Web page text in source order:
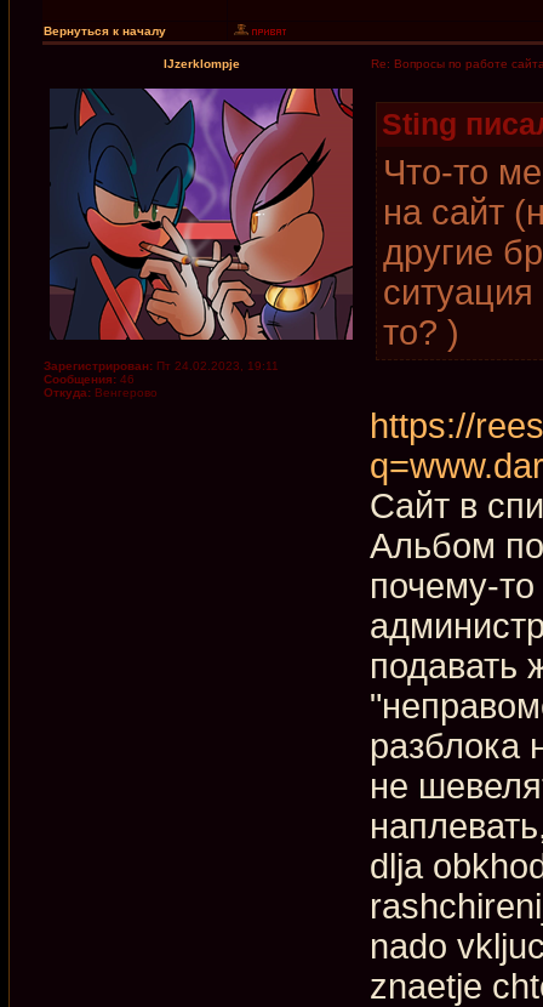
Вернуться к началу
IJzerklompje Re: Вопросы по работе
Зарегистрирован: Пт 24.02.2023, 19:11
Сообщения: 46
Откуда: Венгерово
Sting
Что-то
на сайт
другие
то? )
https://
Сайт в
Альбом
почему-
подавать
разблока
не
dlja
nado
znaetje